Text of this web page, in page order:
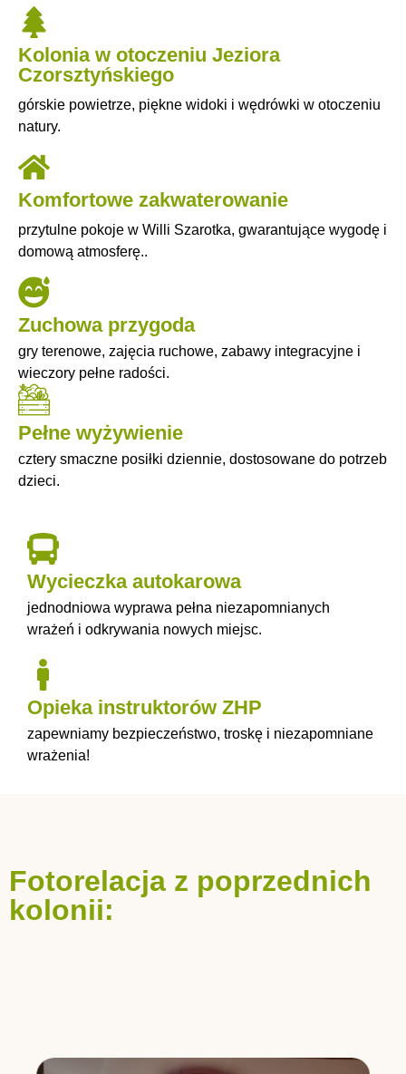
Kolonia w otoczeniu Jeziora
Czorsztyńskiego
górskie powietrze, piękne widoki i wędrówki w otoczeniu
natury.
Komfortowe zakwaterowanie
przytulne pokoje w Willi Szarotka, gwarantujące wygodę i
domową atmosferę..
Zuchowa przygoda
gry terenowe, zajęcia ruchowe, zabawy integracyjne i
wieczory pełne radości.
Pełne wyżywienie
cztery smaczne posiłki dziennie, dostosowane do potrzeb
dzieci.
Wycieczka autokarowa
jednodniowa wyprawa pełna niezapomnianych
wrażeń i odkrywania nowych miejsc.
Opieka instruktorów ZHP
zapewniamy bezpieczeństwo, troskę i niezapomniane
wrażenia!
Fotorelacja z poprzednich
kolonii: